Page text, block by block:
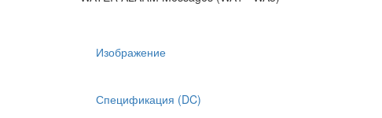
Изображение
Спецификация (DC)